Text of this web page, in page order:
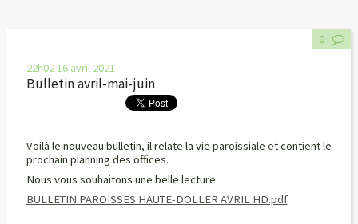
22h02 16 avril 2021
Bulletin avril-mai-juin
Voilà le nouveau bulletin, il relate la vie paroissiale et contient le
prochain planning des offices.
Nous vous souhaitons une belle lecture
BULLETIN PAROISSES HAUTE-DOLLER AVRIL HD.pdf
0